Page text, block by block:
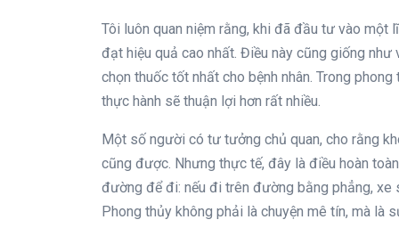
Tôi luôn quan niệm rằng, khi đã đầu tư vào
đạt hiệu quả cao nhất. Điều này cũng giống
chọn thuốc tốt nhất cho bệnh nhân. Trong
thực hành sẽ thuận lợi hơn rất nhiều.
Một số người có tư tưởng chủ quan, cho rằng
cũng được. Nhưng thực tế, đây là điều hoàn
đường để đi: nếu đi trên đường bằng phẳng, xe
Phong thủy không phải là chuyện mê tín, mà là